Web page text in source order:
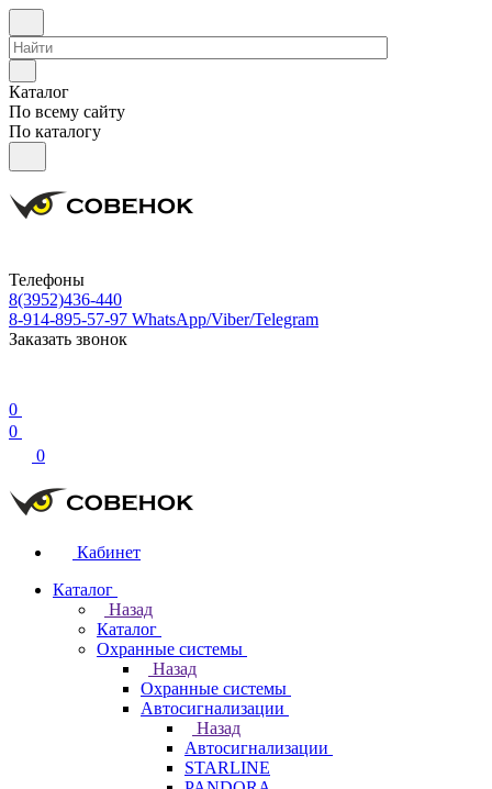
Каталог
По всему сайту
По каталогу
Телефоны
8(3952)436-440
8-914-895-57-97 WhatsApp/Viber/Telegram
Заказать звонок
0
0
0
Кабинет
Каталог
Назад
Каталог
Охранные системы
Назад
Охранные системы
Автосигнализации
Назад
Автосигнализации
STARLINE